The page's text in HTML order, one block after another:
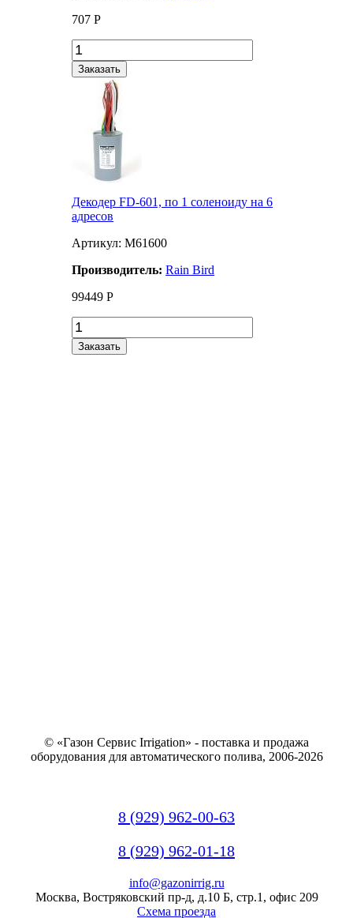
707 Р
Заказать
Декодер FD-601, по 1 соленоиду на 6
адресов
Артикул: M61600
Производитель:Rain Bird
99449 Р
Заказать
© «Газон Сервис Irrigation» - поставка и продажа
оборудования для автоматического полива, 2006-2026
8 (929) 962-00-63
8 (929) 962-01-18
info@gazonirrig.ru
Москва, Востряковский пр-д, д.10 Б, стр.1, офис 209
Схема проезда